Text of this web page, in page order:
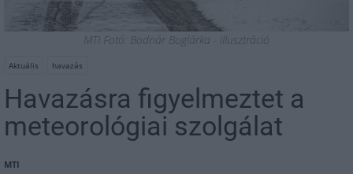
MTI Fotó: Bodnár Boglárka - illusztráció
Aktuális havazás
Havazásra figyelmeztet a
meteorológiai szolgálat
MTI